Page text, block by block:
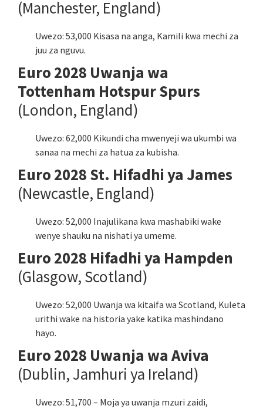
(Manchester, England)
Uwezo: 53,000 Kisasa na anga, Kamili kwa mechi za
juu za nguvu.
Euro 2028 Uwanja wa
Tottenham Hotspur Spurs
(London, England)
Uwezo: 62,000 Kikundi cha mwenyeji wa ukumbi wa
sanaa na mechi za hatua za kubisha.
Euro 2028 St. Hifadhi ya James
(Newcastle, England)
Uwezo: 52,000 Inajulikana kwa mashabiki wake
wenye shauku na nishati ya umeme.
Euro 2028 Hifadhi ya Hampden
(Glasgow, Scotland)
Uwezo: 52,000 Uwanja wa kitaifa wa Scotland, Kuleta
urithi wake na historia yake katika mashindano
hayo.
Euro 2028 Uwanja wa Aviva
(Dublin, Jamhuri ya Ireland)
Uwezo: 51,700 – Moja ya uwanja mzuri zaidi,